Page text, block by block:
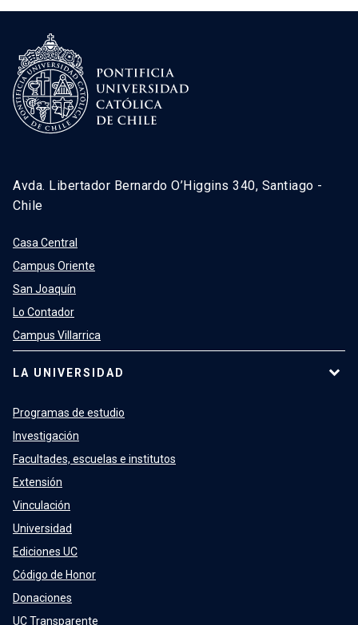
Avda. Libertador Bernardo O’Higgins 340, Santiago -
Chile
Casa Central
Campus Oriente
San Joaquín
Lo Contador
Campus Villarrica
LA UNIVERSIDAD
Programas de estudio
Investigación
Facultades, escuelas e institutos
Extensión
Vinculación
Universidad
Ediciones UC
Código de Honor
Donaciones
UC Transparente